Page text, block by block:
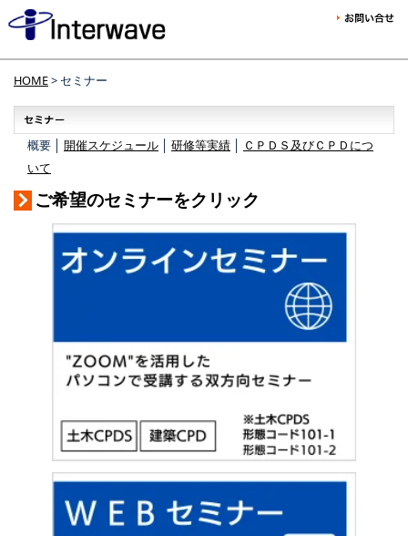
HOME> セミナー
概要 │ 開催スケジュール 研修等実績
ＣＰＤＳ及びＣＰＤにつ
いて
ご希望のセミナーをクリック